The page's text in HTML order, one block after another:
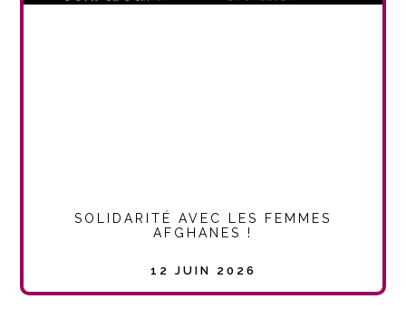
SOLIDARITÉ AVEC LES FEMMES
AFGHANES !
12 JUIN 2026